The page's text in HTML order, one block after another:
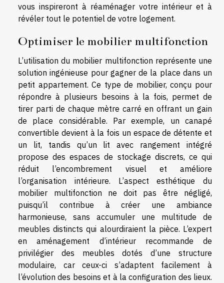
vous inspireront à réaménager votre intérieur et à
révéler tout le potentiel de votre logement.
Optimiser le mobilier multifonction
L’utilisation du mobilier multifonction représente une
solution ingénieuse pour gagner de la place dans un
petit appartement. Ce type de mobilier, conçu pour
répondre à plusieurs besoins à la fois, permet de
tirer parti de chaque mètre carré en offrant un gain
de place considérable. Par exemple, un canapé
convertible devient à la fois un espace de détente et
un lit, tandis qu’un lit avec rangement intégré
propose des espaces de stockage discrets, ce qui
réduit l’encombrement visuel et améliore
l’organisation intérieure. L’aspect esthétique du
mobilier multifonction ne doit pas être négligé,
puisqu’il contribue à créer une ambiance
harmonieuse, sans accumuler une multitude de
meubles distincts qui alourdiraient la pièce. L’expert
en aménagement d’intérieur recommande de
privilégier des meubles dotés d’une structure
modulaire, car ceux-ci s’adaptent facilement à
l’évolution des besoins et à la configuration des lieux.